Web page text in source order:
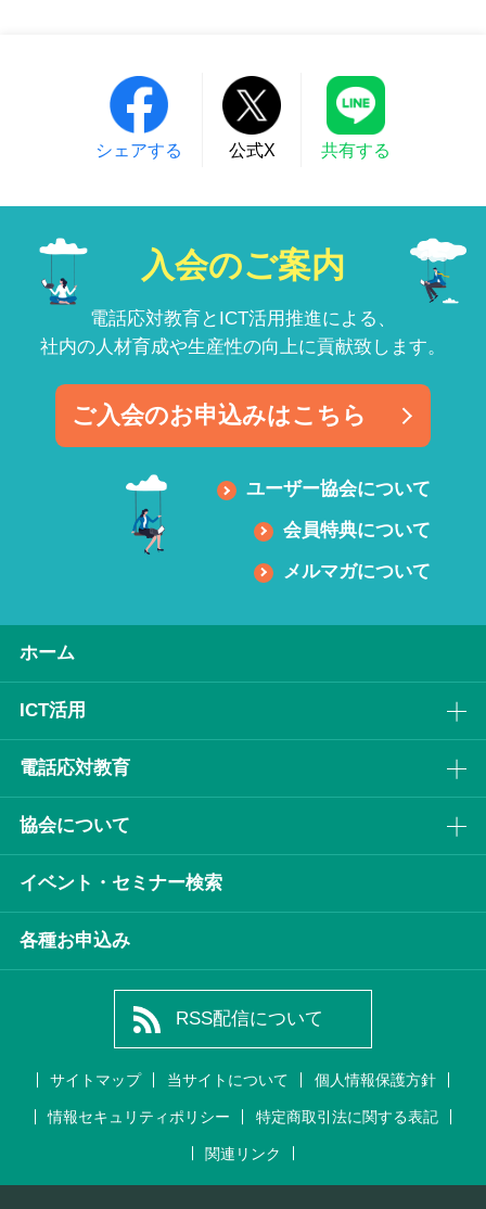
シェアする 公式X 共有する
入会のご案内
電話応対教育とICT活用推進による、
社内の人材育成や生産性の向上に貢献致します。
ご入会のお申込みはこちら
ユーザー協会について
会員特典について
メルマガについて
ホーム
ICT活⽤
電話応対教育
協会について
イベント・セミナー検索
各種お申込み
RSS配信について
サイトマップ 当サイトについて 個人情報保護方針
情報セキュリティポリシー 特定商取引法に関する表記
関連リンク